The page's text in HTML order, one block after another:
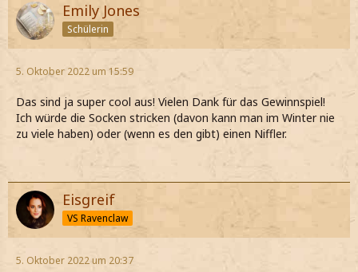
Emily Jones
Schülerin
5. Oktober 2022 um 15:59
Das sind ja super cool aus! Vielen Dank für das Gewinnspiel!
Ich würde die Socken stricken (davon kann man im Winter nie
zu viele haben) oder (wenn es den gibt) einen Niffler.
Eisgreif
VS Ravenclaw
5. Oktober 2022 um 20:37